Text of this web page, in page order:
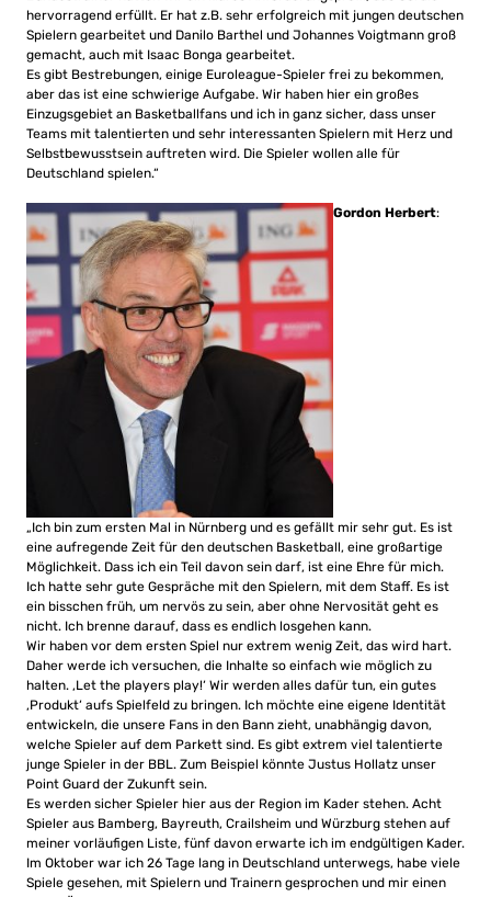
hervorragend erfüllt. Er hat z.B. sehr erfolgreich mit jungen deutschen
Spielern gearbeitet und Danilo Barthel und Johannes Voigtmann groß
gemacht, auch mit Isaac Bonga gearbeitet.
Es gibt Bestrebungen, einige Euroleague-Spieler frei zu bekommen,
aber das ist eine schwierige Aufgabe. Wir haben hier ein großes
Einzugsgebiet an Basketballfans und ich in ganz sicher, dass unser
Teams mit talentierten und sehr interessanten Spielern mit Herz und
Selbstbewusstsein auftreten wird. Die Spieler wollen alle für
Deutschland spielen.“
Gordon Herbert:
„Ich bin zum ersten Mal in Nürnberg und es gefällt mir sehr gut. Es ist
eine aufregende Zeit für den deutschen Basketball, eine großartige
Möglichkeit. Dass ich ein Teil davon sein darf, ist eine Ehre für mich.
Ich hatte sehr gute Gespräche mit den Spielern, mit dem Staff. Es ist
ein bisschen früh, um nervös zu sein, aber ohne Nervosität geht es
nicht. Ich brenne darauf, dass es endlich losgehen kann.
Wir haben vor dem ersten Spiel nur extrem wenig Zeit, das wird hart.
Daher werde ich versuchen, die Inhalte so einfach wie möglich zu
halten. ‚Let the players play!‘ Wir werden alles dafür tun, ein gutes
‚Produkt‘ aufs Spielfeld zu bringen. Ich möchte eine eigene Identität
entwickeln, die unsere Fans in den Bann zieht, unabhängig davon,
welche Spieler auf dem Parkett sind. Es gibt extrem viel talentierte
junge Spieler in der BBL. Zum Beispiel könnte Justus Hollatz unser
Point Guard der Zukunft sein.
Es werden sicher Spieler hier aus der Region im Kader stehen. Acht
Spieler aus Bamberg, Bayreuth, Crailsheim und Würzburg stehen auf
meiner vorläufigen Liste, fünf davon erwarte ich im endgültigen Kader.
Im Oktober war ich 26 Tage lang in Deutschland unterwegs, habe viele
Spiele gesehen, mit Spielern und Trainern gesprochen und mir einen